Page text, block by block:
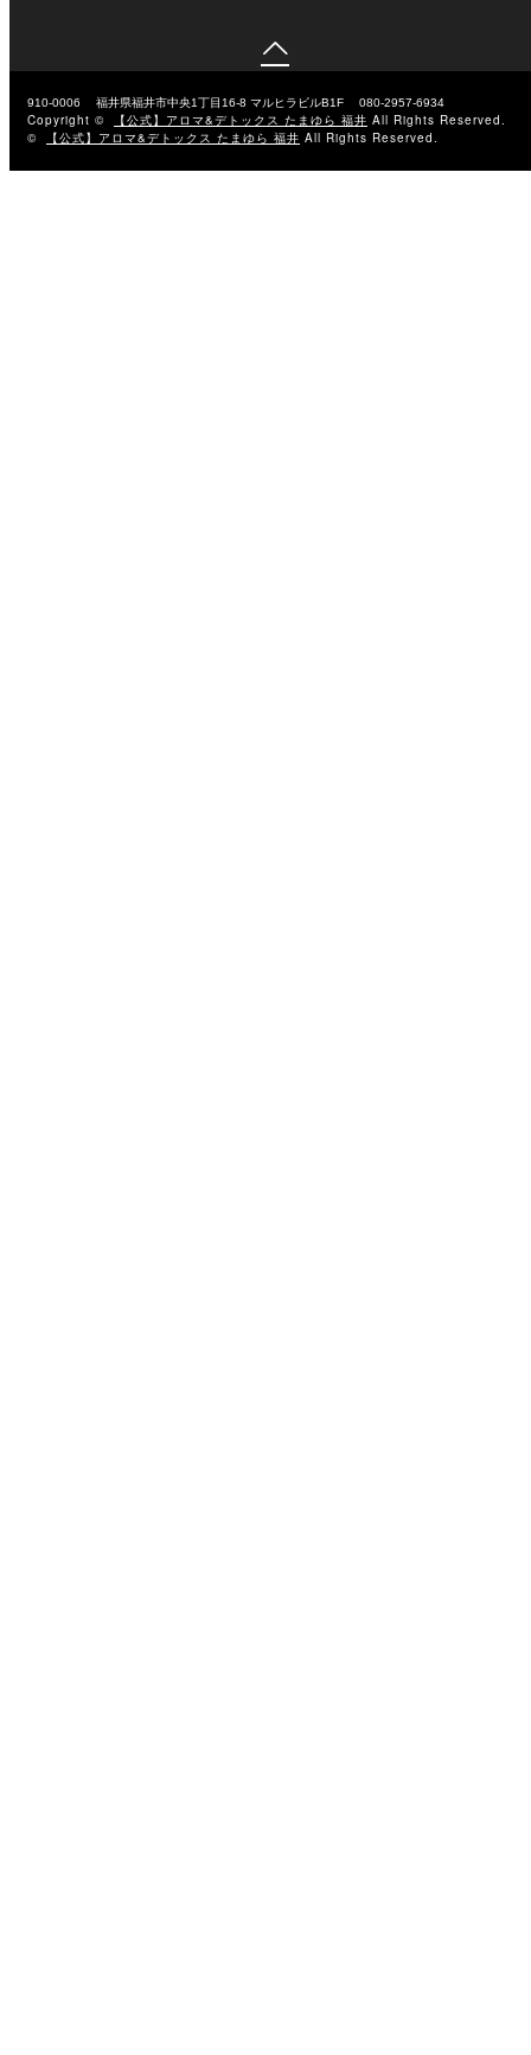

910-0006 福井県福井市中央1丁目16-8 マルヒラビルB1F 080-2957-6934
Copyright © 【公式】アロマ&デトックス たまゆら 福井 All Rights Reserved.
©
【公式】アロマ&デトックス たまゆら 福井 All Rights Reserved.